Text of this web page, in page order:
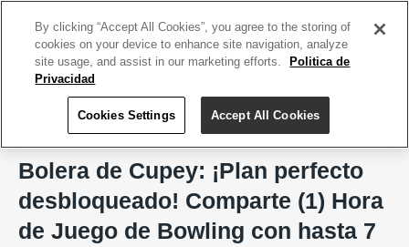
Bolera de Cupey
Bolera de Cupey: ¡Plan perfecto
desbloqueado! Comparte (1) Hora
de Juego de Bowling con hasta 7
By clicking “Accept All Cookies”, you agree to the storing of
cookies on your device to enhance site navigation, analyze
site usage, and assist in our marketing efforts.
Politica de
Privacidad
Cookies Settings Accept All Cookies